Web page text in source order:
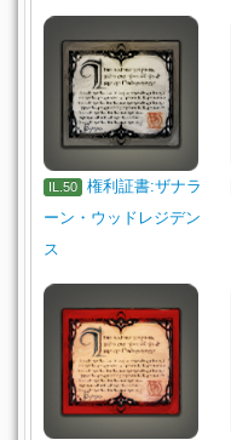
IL.50
権利証書:ザナラ
ーン・ウッドレジデン
ス